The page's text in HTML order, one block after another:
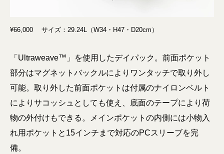
¥66,000 サイズ：29.24L（W34・H47・D20cm）
「Ultraweave™」を使⽤したデイパック。前⾯ポケット
部分はマグネットバックルによりワンタッチで取り外し
可能。取り外した前⾯ポケットは付属のナイロンベルト
によりサコッシュとしても使え、底⾯のテープにより荷
物の外付けもできる。メインポケットの内側には⼩物⼊
れ用ポケットと15インチまで対応のPCスリーブを完
備。